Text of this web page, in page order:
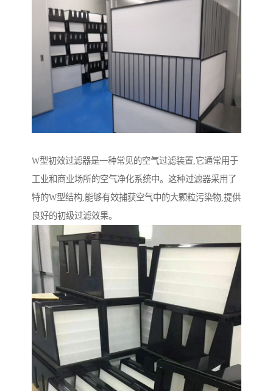
W型初效过滤器是一种常见的空气过滤装置,它通常用于
工业和商业场所的空气净化系统中。这种过滤器采用了
特的W型结构,能够有效捕获空气中的大颗粒污染物,提供
良好的初级过滤效果。